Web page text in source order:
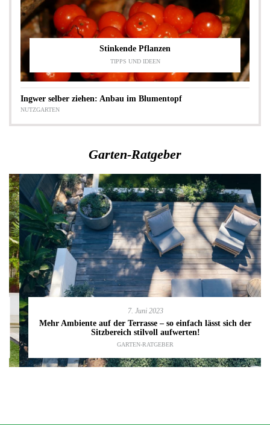
Stinkende Pflanzen
TIPPS UND IDEEN
Ingwer selber ziehen: Anbau im Blumentopf
NUTZGARTEN
Garten-Ratgeber
7. Juni 2023
Mehr Ambiente auf der Terrasse – so einfach lässt sich der
Sitzbereich stilvoll aufwerten!
GARTEN-RATGEBER